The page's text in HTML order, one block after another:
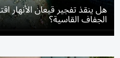
هل ينقذ تفجير قيعان الأنهار
الجفاف القاسية؟